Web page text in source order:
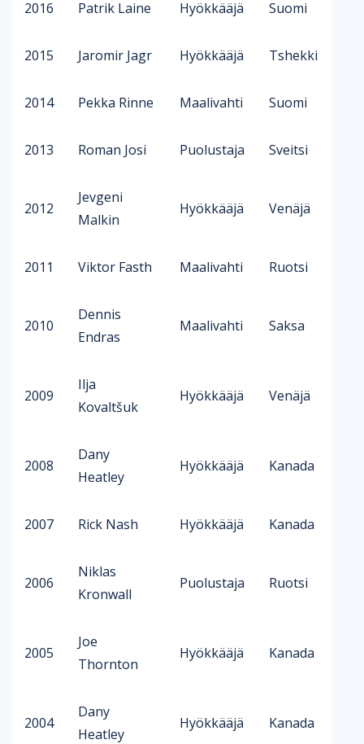
2016 Patrik Laine Hyökkääjä Suomi
2015 Jaromir Jagr Hyökkääjä Tshekki
2014 Pekka Rinne Maalivahti Suomi
2013 Roman Josi Puolustaja Sveitsi
2012
Jevgeni
Malkin
Hyökkääjä Venäjä
2011 Viktor Fasth Maalivahti Ruotsi
2010
Dennis
Endras
Maalivahti Saksa
2009
Ilja
Kovaltšuk
Hyökkääjä Venäjä
2008
Dany
Heatley
Hyökkääjä Kanada
2007 Rick Nash Hyökkääjä Kanada
2006
Niklas
Kronwall
Puolustaja Ruotsi
2005
Joe
Thornton
Hyökkääjä Kanada
2004
Dany
Heatley
Hyökkääjä Kanada